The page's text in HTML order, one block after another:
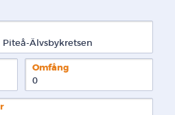
Älvsbykretsen
Omfång
0